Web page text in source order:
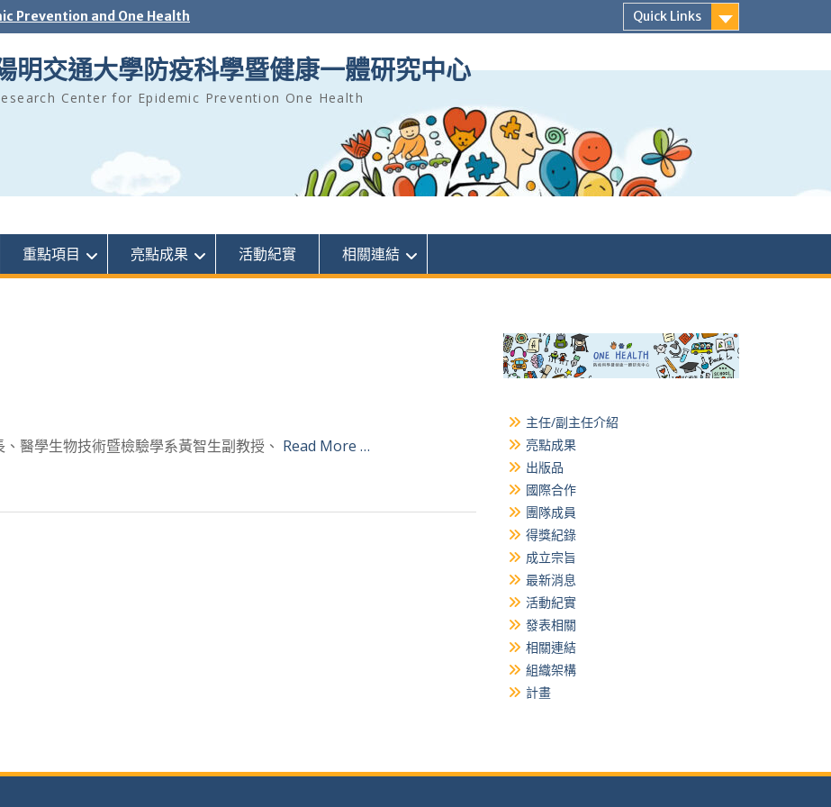
Prevention and One Health Quick Links
明交通大學防疫科學暨健康一體研究中心
Center for Epidemic Prevention One Health
重點項目 亮點成果 活動紀實 相關連結
醫學生物技術暨檢驗學系黃智生副教授、 Read More …
主任/副主任介紹
亮點成果
出版品
國際合作
團隊成員
得獎紀錄
成立宗旨
最新消息
活動紀實
發表相關
相關連結
組織架構
計畫